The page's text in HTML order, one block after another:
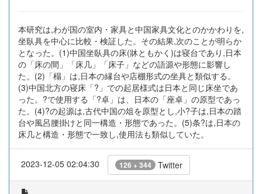
本研究は,わが国の室内・家具と中国家具文化とのかかわりを,
坐臥具を中心に比較・検証した。その結果,次のことが明らか
となった。(1)中国坐臥具の床(牀ともかく)は寝台であり,日本
の「床の間」「床几」「床子」などの語源や形態に影響し
た。(2)「榻」は,日本の縁台や店棚形式の坐具と類似する。
(3)中国北方の寝床「?」での起居様式は日本と同じ床坐であ
った。?で使用する「?卓」は、日本の「座卓」の原型であっ
た。(4)?の起源は,古代中国の俎を原型とし,小?子は,日本の踏
台や風呂腰掛けと同一構造・形態であった。(5)条?は,日本の
床几と構造・形態で一致し,使用法も類似していた。
2023-12-05 02:04:30 126 + 344 Twitter